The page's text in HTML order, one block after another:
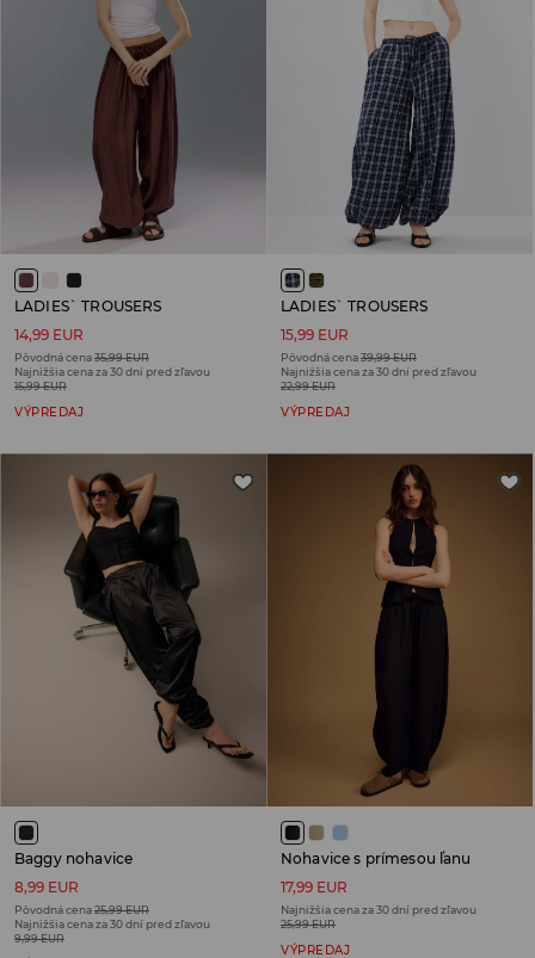
LADIES` TROUSERS
14,99 EUR
Pôvodná cena35,99 EUR
Najnižšia cena za 30 dní pred zľavou
15,99 EUR
VÝPREDAJ
LADIES` TROUSERS
15,99 EUR
Pôvodná cena39,99 EUR
Najnižšia cena za 30 dní pred zľavou
22,99 EUR
VÝPREDAJ
Baggy nohavice
8,99 EUR
Pôvodná cena25,99 EUR
Najnižšia cena za 30 dní pred zľavou
9,99 EUR
Nohavice s prímesou ľanu
17,99 EUR
Najnižšia cena za 30 dní pred zľavou
25,99 EUR
VÝPREDAJ